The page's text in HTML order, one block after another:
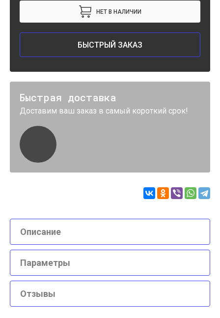
НЕТ В НАЛИЧИИ
БЫСТРЫЙ ЗАКАЗ
Быстрая доставка
Доставим ваш заказ в самый короткий срок!
Описание
Параметры
Отзывы